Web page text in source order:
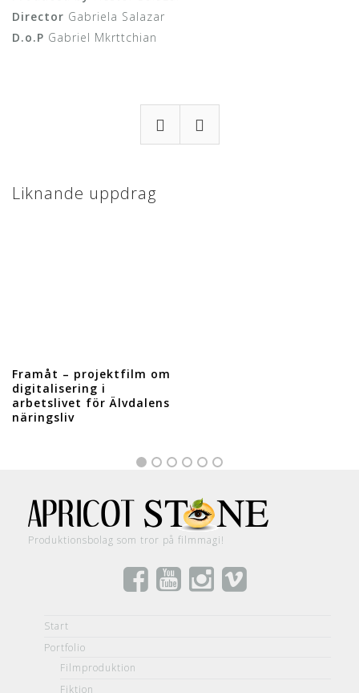
Director Gabriela Salazar
D.o.P Gabriel Mkrttchian
Liknande uppdrag
Framåt – projektfilm om
digitalisering i
arbetslivet för Älvdalens
näringsliv
Produktionsbolag som tror på filmmagi!
Start
Portfolio
Filmproduktion
Fiktion